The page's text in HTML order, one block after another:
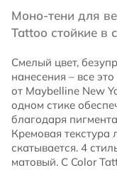
Моно-тени для
Tattoo стойкие в
Смелый цвет,
нанесения – все
от Maybelline New
одном стике
благодаря
Кремовая текстура
скатывается. 4
матовый. С Color